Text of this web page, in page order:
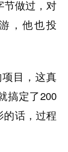
节做过，对
，他也投
目，这真
搞定了200
的话，过程